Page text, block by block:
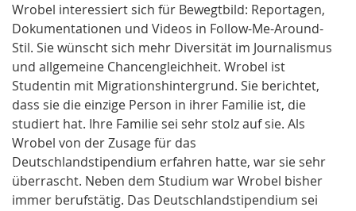
Wrobel interessiert sich für Bewegtbild: Reportagen,
Dokumentationen und Videos in Follow-Me-Around-
Stil. Sie wünscht sich mehr Diversität im Journalismus
und allgemeine Chancengleichheit. Wrobel ist
Studentin mit Migrationshintergrund. Sie berichtet,
dass sie die einzige Person in ihrer Familie ist, die
studiert hat. Ihre Familie sei sehr stolz auf sie. Als
Wrobel von der Zusage für das
Deutschlandstipendium erfahren hatte, war sie sehr
überrascht. Neben dem Studium war Wrobel bisher
immer berufstätig. Das Deutschlandstipendium sei